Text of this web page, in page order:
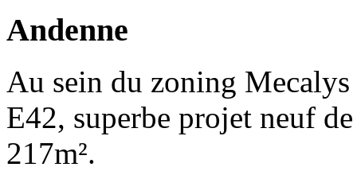
Andenne
Au sein du zoning
E42, superbe projet neuf
217m².